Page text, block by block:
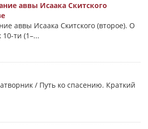
аввы Исаака Скитского
аввы Исаака Скитского (второе). О
ти (1–...
/ Путь ко спасению. Краткий